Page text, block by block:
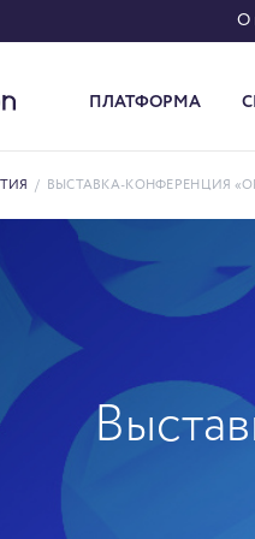
О
ПЛАТФОРМА
/ ВЫСТАВКА-КОНФЕРЕНЦИЯ